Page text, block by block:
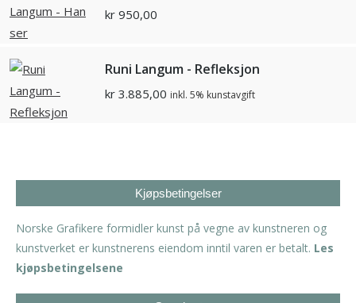
kr 950,00
Runi Langum - Refleksjon
kr 3.885,00 inkl. 5% kunstavgift
Kjøpsbetingelser
Norske Grafikere formidler kunst på vegne av kunstneren og
kunstverket er kunstnerens eiendom inntil varen er betalt. Les
kjøpsbetingelsene